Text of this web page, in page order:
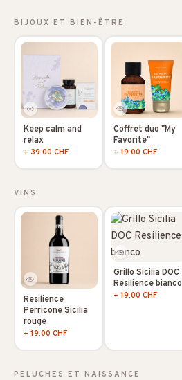
BIJOUX ET BIEN-ÊTRE
Keep calm and
relax
+ 39.00 CHF
Coffret duo "My
Favorite"
+ 19.00 CHF
VINS
Resilience
Perricone Sicilia
rouge
+ 19.00 CHF
Grillo Sicilia DOC
Resilience bianco
+ 19.00 CHF
PELUCHES ET NAISSANCE